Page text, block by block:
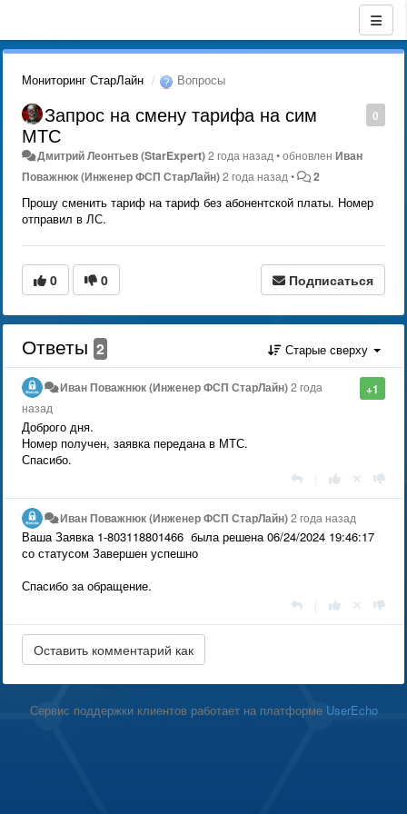
Мониторинг СтарЛайн Вопросы
0
Запрос на смену тарифа на сим
МТС
Дмитрий Леонтьев (StarExpert)2 года назад •обновленИван
Поважнюк (Инженер ФСП СтарЛайн)2 года назад • 2
Прошу сменить тариф на тариф без абонентской платы. Номер
отправил в ЛС.
0 0 Подписаться
Ответы 2 Старые сверху
+1
Иван Поважнюк (Инженер ФСП СтарЛайн)2 года
назад
Доброго дня.
Номер получен, заявка передана в МТС.
Спасибо.
Иван Поважнюк (Инженер ФСП СтарЛайн)2 года назад
Ваша Заявка 1-803118801466 была решена 06/24/2024 19:46:17
со статусом Завершен успешно
Спасибо за обращение.
Сервис поддержки клиентов работает на платформе UserEcho